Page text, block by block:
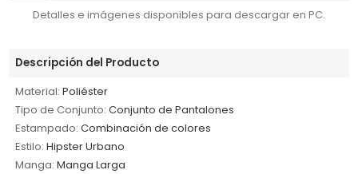
Detalles e imágenes disponibles para descargar en PC.
Descripción del Producto
Material: Poliéster
Tipo de Conjunto: Conjunto de Pantalones
Estampado: Combinación de colores
Estilo: Hipster Urbano
Manga: Manga Larga